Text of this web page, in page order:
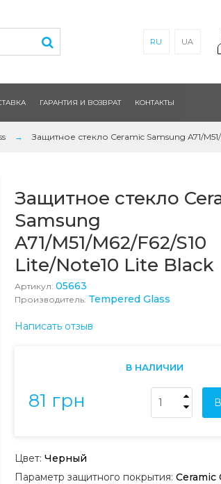
RU UA
ГАРАНТИЯ И ВОЗВРАТ КОНТАКТЫ
Защитное стекло Ceramic Samsung A71/
Защитное стекло
Samsung
A71/M51/M62/F62/S10
Lite/Note10 Lite Black
Артикул: 05663
Производитель: Tempered Glass
Написать отзыв
В НАЛИЧИИ
81 грн
Цвет: Черный
Параметр защитного покрытия: Ceramic